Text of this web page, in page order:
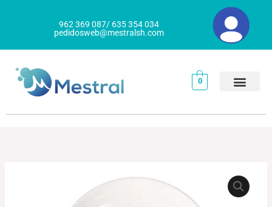
962 369 087/ 635 354 034
pedidosweb@mestralsh.com
0